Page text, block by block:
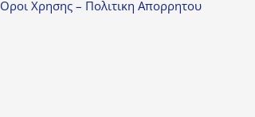
Οροι Χρησης – Πολιτικη Απορρητου